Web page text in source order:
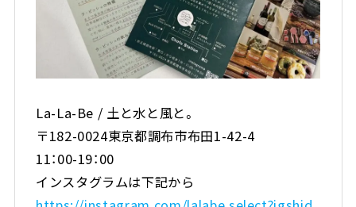
La-La-Be / 土と水と風と。
〒182-0024東京都調布市布田1-42-4
11：00-19：00
インスタグラムは下記から